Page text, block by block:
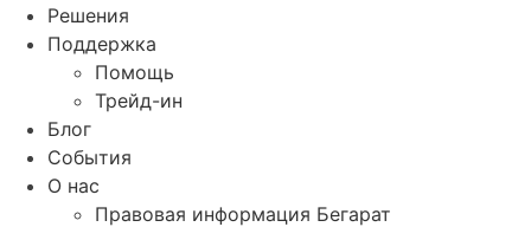
Решения
Поддержка
Помощь
Трейд-ин
Блог
События
О нас
Правовая информация Бегарат